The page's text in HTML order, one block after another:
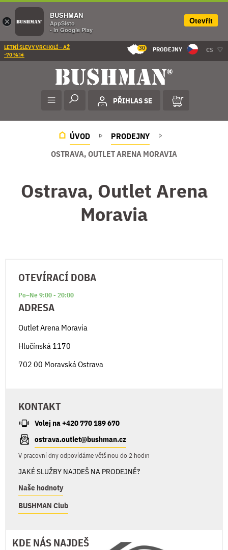
LETNÍ SLEVY VRCHOLÍ – AŽ
-70 %!☀️
30 PRODEJNY CS
PŘIHLAS SE
ÚVOD
PRODEJNY
OSTRAVA, OUTLET ARENA MORAVIA
Ostrava, Outlet Arena
Moravia
OTEVÍRACÍ DOBA
Po–Ne 9:00 - 20:00
ADRESA
Outlet Arena Moravia
Hlučínská 1170
702 00 Moravská Ostrava
KONTAKT
Volej na +420 770 189 670
ostrava.outlet@bushman.cz
V pracovní dny odpovídáme většinou do 2 hodin
JAKÉ SLUŽBY NAJDEŠ NA PRODEJNĚ?
Naše hodnoty
BUSHMAN Club
KDE NÁS NAJDEŠ
×
BUSHMAN
AppSisto
- In Google Play
Otevřít